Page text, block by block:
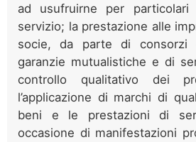
ad usufruirne per
servizio; la prestazione alle
socie, da parte di consorzi
garanzie mutualistiche e di
controllo qualitativo dei
l’applicazione di marchi di
beni e le prestazioni di
occasione di manifestazioni